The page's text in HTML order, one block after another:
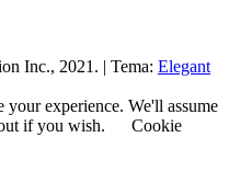
Inc., 2021. | Tema: Elegant
experience. We'll assume
if you wish.
Cookie